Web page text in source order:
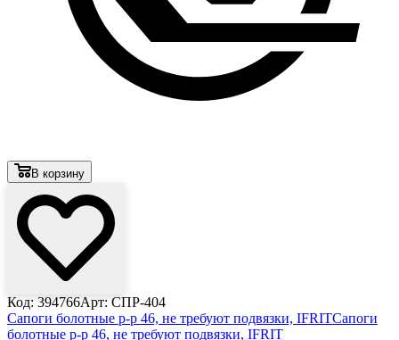
В корзину
Код: 394766Арт: СПР-404
Сапоги болотные р-р 46, не требуют подвязки, IFRITСапоги
болотные р-р 46, не требуют подвязки, IFRIT